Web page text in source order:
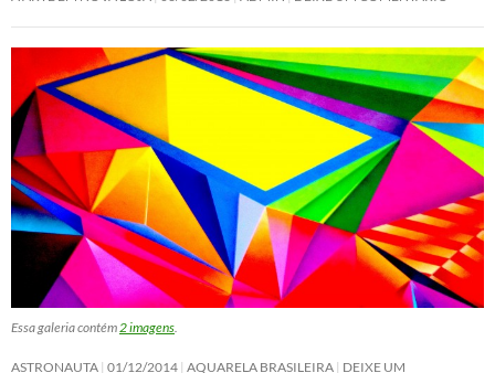
Essa galeria contém2 imagens.
ASTRONAUTA 01/12/2014 AQUARELA BRASILEIRA DEIXE UM